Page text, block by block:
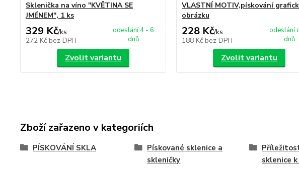
Sklenička na víno "KVĚTINA SE
JMÉNEM", 1 ks
329 Kč/ks
272 Kč bez DPH
odeslání 4 - 6
dnů
Zvolit variantu
VLASTNÍ MOTIV,pískování
obrázku
228 Kč/ks
188 Kč bez DPH
odeslání
dnů
Zvolit variantu
Zboží zařazeno v kategoriích
PÍSKOVÁNÍ SKLA
Pískované sklenice a
skleničky
sklenice